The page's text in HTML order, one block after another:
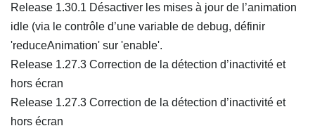
Release 1.30.1 Désactiver les mises à jour de l’animation
idle (via le contrôle d’une variable de debug, définir
'reduceAnimation' sur 'enable'.
Release 1.27.3 Correction de la détection d’inactivité et
hors écran
Release 1.27.3 Correction de la détection d’inactivité et
hors écran